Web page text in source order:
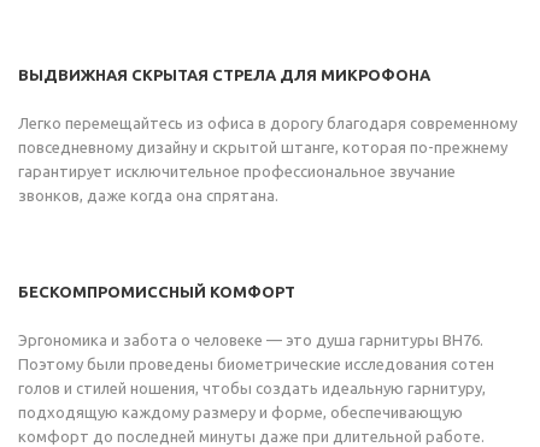
ВЫДВИЖНАЯ СКРЫТАЯ СТРЕЛА ДЛЯ МИКРОФОНА
Легко перемещайтесь из офиса в дорогу благодаря современному
повседневному дизайну и скрытой штанге, которая по-прежнему
гарантирует исключительное профессиональное звучание
звонков, даже когда она спрятана.
БЕСКОМПРОМИССНЫЙ КОМФОРТ
Эргономика и забота о человеке — это душа гарнитуры BH76.
Поэтому были проведены биометрические исследования сотен
голов и стилей ношения, чтобы создать идеальную гарнитуру,
подходящую каждому размеру и форме, обеспечивающую
комфорт до последней минуты даже при длительной работе.